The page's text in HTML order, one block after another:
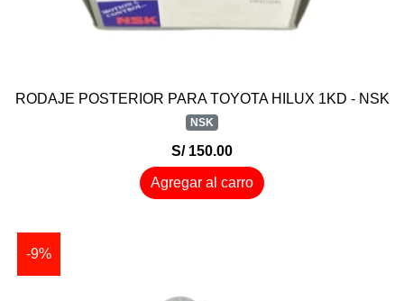
RODAJE POSTERIOR PARA TOYOTA HILUX 1KD - NSK
NSK
S/ 150.00
Agregar al carro
-9%